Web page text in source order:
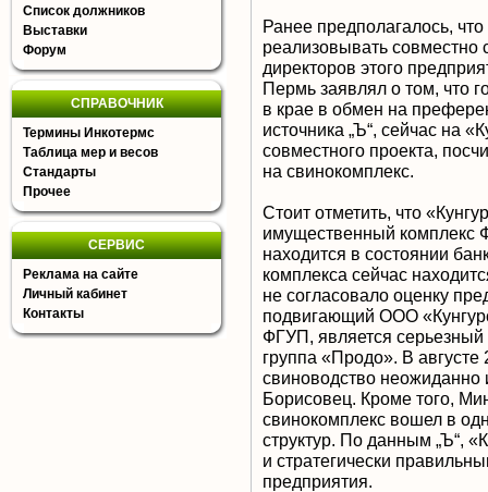
Список должников
Выставки
Форум
СПРАВОЧНИК
Термины Инкотермс
Таблица мер и весов
Стандарты
Прочее
СЕРВИС
Реклама на сайте
Личный кабинет
Контакты
Ранее предполагалось, что
реализовывать
директоров этого
Пермь заявлял о том, что
в крае в обмен на
источника „Ъ“, сейчас на
совместного проекта,
на свинокомплекс.
Стоит отметить, что
имущественный комплекс
находится в состоянии
комплекса сейчас
не согласовало оценку
подвигающий ООО
ФГУП, является серьезный
группа «Продо». В
свиноводство
Борисовец. Кроме того,
свинокомплекс вошел в
структур. По данным „Ъ“,
и стратегически
предприятия.